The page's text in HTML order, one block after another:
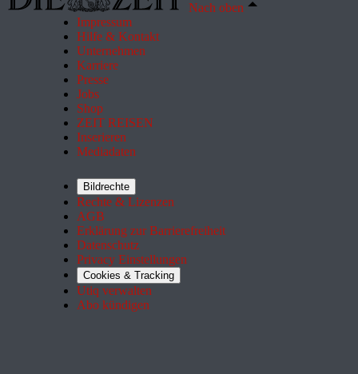
Nach oben
Impressum
Hilfe & Kontakt
Unternehmen
Karriere
Presse
Jobs
Shop
ZEIT REISEN
Inserieren
Mediadaten
Bildrechte
Rechte & Lizenzen
AGB
Erklärung zur Barrierefreiheit
Datenschutz
Privacy Einstellungen
Cookies & Tracking
Utiq verwalten
Abo kündigen